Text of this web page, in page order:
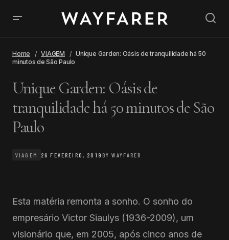
Home VIAGEM
Unique Garden: Oásis de tranquilidade há 50
minutos de São Paulo
Unique Garden: Oásis de
tranquilidade há 50 minutos de São
Paulo
VIAGEM 26 FEVEREIRO, 2019 BY WAYFARER
Esta matéria remonta a sonho. O sonho do
empresário Victor Siaulys (1936-2009), um
visionário que, em 2005, após cinco anos de